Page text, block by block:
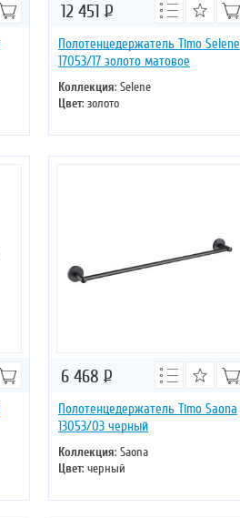
Полотенцедержатель Timo Selene
17053/17 золото матовое
Коллекция: Selene
Цвет: золото
12 451 Р
Полотенцедержатель Timo Saona
13053/03 черный
Коллекция: Saona
Цвет: черный
6 468 Р